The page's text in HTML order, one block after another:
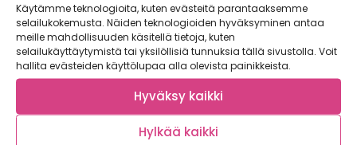
Käytämme teknologioita, kuten evästeitä parantaaksemme
selailukokemusta. Näiden teknologioiden hyväksyminen antaa
meille mahdollisuuden käsitellä tietoja, kuten
selailukäyttäytymistä tai yksilöllisiä tunnuksia tällä sivustolla. Voit
hallita evästeiden käyttölupaa alla olevista painikkeista.
Hyväksy kaikki
Hylkää kaikki